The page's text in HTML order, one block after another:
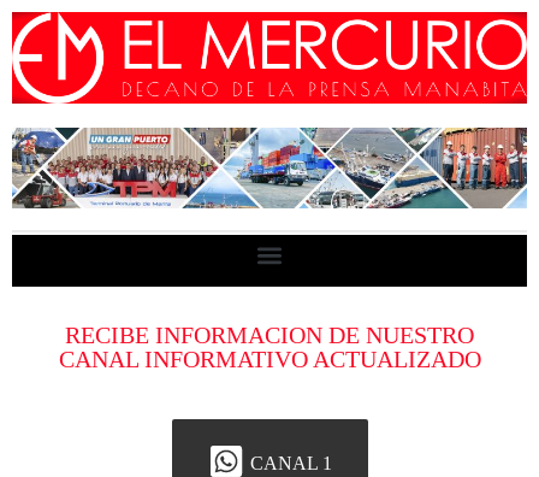
RECIBE INFORMACION DE NUESTRO
CANAL INFORMATIVO ACTUALIZADO
CANAL 1